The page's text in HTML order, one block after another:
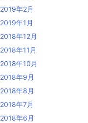
2019年2月
2019年1月
2018年12月
2018年11月
2018年10月
2018年9月
2018年8月
2018年7月
2018年6月